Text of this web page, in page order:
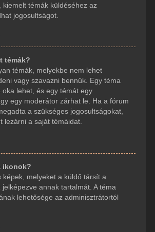
kiemelt témák küldéséhez az
jogosultságot.
témák?
témák, melyekbe nem lehet
vagy szavazni bennük. Egy téma
oka lehet, és egy témát egy
egy moderátor zárhat le. Ha a fórum
a szükséges jogosultságokat,
lezárni a saját témáidat.
ikonok?
képek, melyeket a küldő társít a
annak tartalmát. A téma
lehetősége az adminisztrátortól